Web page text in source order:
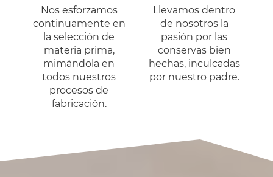
Nos esforzamos
continuamente en
la selección de
materia prima,
mimándola en
todos nuestros
procesos de
fabricación.
Llevamos dentro
de nosotros la
pasión por las
conservas bien
hechas, inculcadas
por nuestro padre.